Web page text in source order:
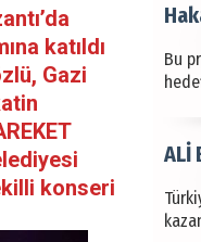
katıldı
Gazi
konseri
Bu
ALİ